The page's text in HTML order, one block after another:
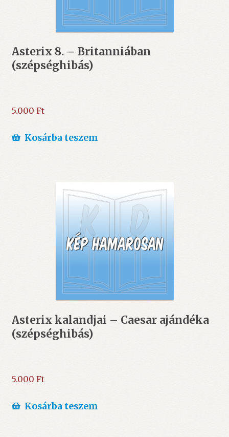
Asterix 8. – Britanniában
(szépséghibás)
5.000 Ft
Kosárba teszem
Asterix kalandjai – Caesar ajándéka
(szépséghibás)
5.000 Ft
Kosárba teszem